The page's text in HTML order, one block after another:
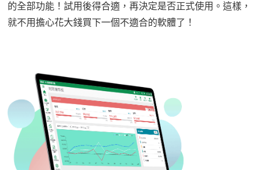
的全部功能！試用後得合適，再決定是否正式使用。這樣，
就不用擔心花大錢買下一個不適合的軟體了！